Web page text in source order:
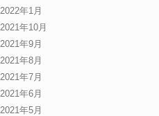
2022年1月
2021年10月
2021年9月
2021年8月
2021年7月
2021年6月
2021年5月